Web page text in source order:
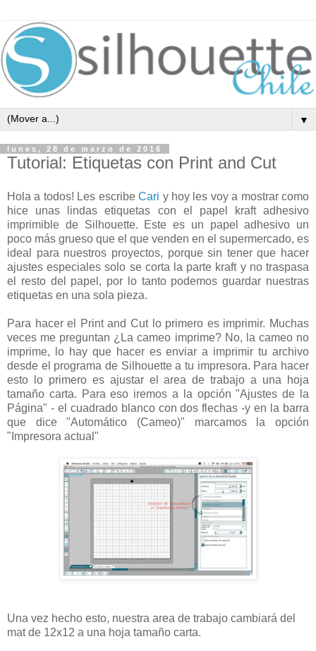
▼
lunes, 28 de marzo de 2016
Tutorial: Etiquetas con Print and Cut
Hola a todos! Les escribeCari y hoy les voy a mostrar como
hice unas lindas etiquetas con el papel kraft adhesivo
imprimible de Silhouette. Este es un papel adhesivo un
poco más grueso que el que venden en el supermercado, es
ideal para nuestros proyectos, porque sin tener que hacer
ajustes especiales solo se corta la parte kraft y no traspasa
el resto del papel, por lo tanto podemos guardar nuestras
etiquetas en una sola pieza.
Para hacer el Print and Cut lo primero es imprimir. Muchas
veces me preguntan ¿La cameo imprime? No, la cameo no
imprime, lo hay que hacer es enviar a imprimir tu archivo
desde el programa de Silhouette a tu impresora. Para hacer
esto lo primero es ajustar el area de trabajo a una hoja
tamaño carta. Para eso iremos a la opción "Ajustes de la
Página" - el cuadrado blanco con dos flechas -y en la barra
que dice "Automático (Cameo)" marcamos la opción
"Impresora actual"
Una vez hecho esto, nuestra area de trabajo cambiará del
mat de 12x12 a una hoja tamaño carta.